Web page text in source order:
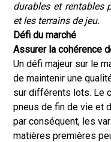
durables et rentables
et les terrains de jeu.
Défi du marché
Assurer la cohérence
Un défi majeur sur le
de maintenir une
sur différents lots. Le
pneus de fin de vie et
par conséquent, les
matières premières